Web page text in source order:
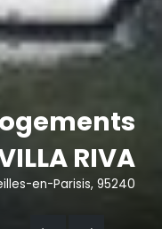
RIVA
en-Parisis, 95240